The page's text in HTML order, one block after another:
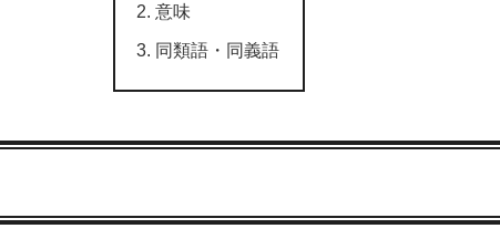
意味
同類語・同義語